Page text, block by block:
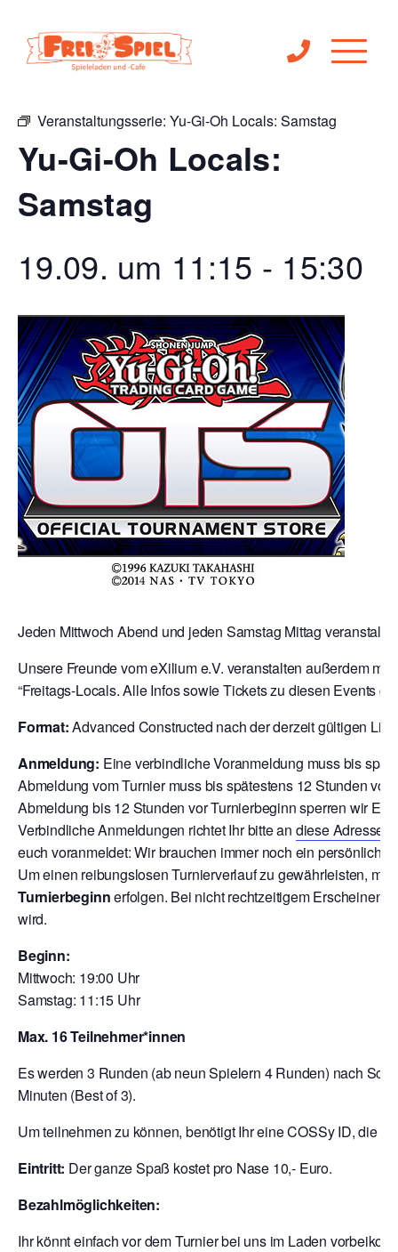
« Alle Veranstaltungen
Veranstaltungsserie: Yu-Gi-Oh Locals: Samstag
Yu-Gi-Oh Locals:
Samstag
19.09. um 11:15 - 15:30
Jeden Mittwoch Abend und jeden Samstag Mittag
Unsere Freunde vom eXilium e.V. veranstalten außerdem
“Freitags-Locals. Alle Infos sowie Tickets zu diesen Events
Format:Advanced Constructed nach der derzeit gültigen
Anmeldung: Eine verbindliche Voranmeldung muss bis
Abmeldung vom Turnier muss bis spätestens 12 Stunden
Abmeldung bis 12 Stunden vor Turnierbeginn sperren wir
Verbindliche Anmeldungen richtet Ihr bitte an diese Adresse
euch voranmeldet: Wir brauchen immer noch ein
Um einen reibungslosen Turnierverlauf zu gewährleisten,
Turnierbeginnerfolgen. Bei nicht rechtzeitigem Erscheinen
wird.
Beginn:
Mittwoch: 19:00 Uhr
Samstag: 11:15 Uhr
Max. 16 Teilnehmer*innen
Es werden 3 Runden (ab neun Spielern 4 Runden) nach
Minuten (Best of 3).
Um teilnehmen zu können, benötigt Ihr eine COSSy ID, die
Eintritt: Der ganze Spaß kostet pro Nase 10,- Euro.
Bezahlmöglichkeiten:
Ihr könnt einfach vor dem Turnier bei uns im Laden